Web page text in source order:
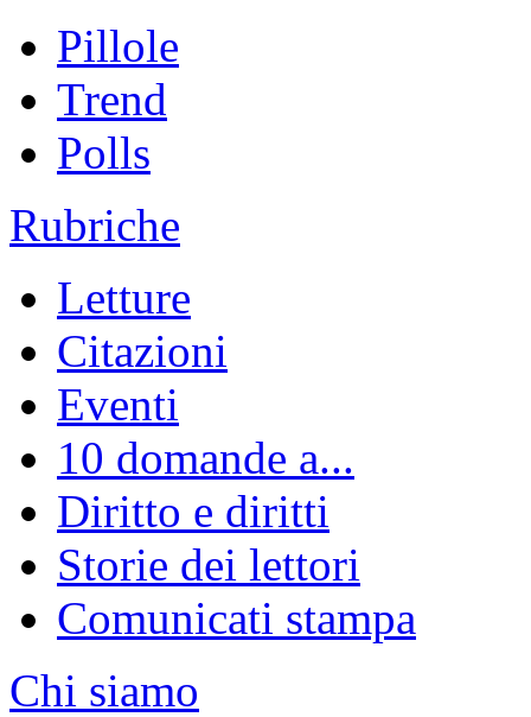
Pillole
Trend
Polls
Rubriche
Letture
Citazioni
Eventi
10 domande a...
Diritto e diritti
Storie dei lettori
Comunicati stampa
Chi siamo